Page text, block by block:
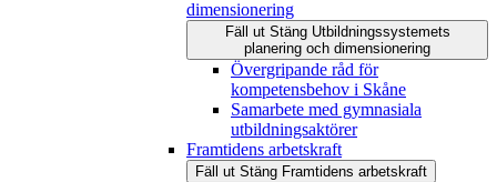
dimensionering
Fäll ut Stäng Utbildningssystemets
planering och dimensionering
Övergripande råd för
kompetensbehov i Skåne
Samarbete med gymnasiala
utbildningsaktörer
Framtidens arbetskraft
Fäll ut Stäng Framtidens arbetskraft